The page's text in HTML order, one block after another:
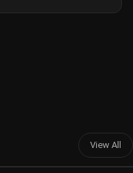
View All